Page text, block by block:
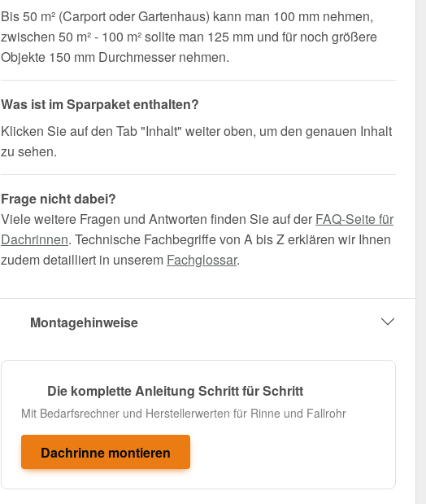
Bis 50 m² (Carport oder Gartenhaus) kann man 100 mm nehmen,
zwischen 50 m² - 100 m² sollte man 125 mm und für noch größere
Objekte 150 mm Durchmesser nehmen.
Was ist im Sparpaket enthalten?
Klicken Sie auf den Tab "Inhalt" weiter oben, um den genauen Inhalt
zu sehen.
Frage nicht dabei?
Viele weitere Fragen und Antworten finden Sie auf der FAQ-Seite für
Dachrinnen. Technische Fachbegriffe von A bis Z erklären wir Ihnen
zudem detailliert in unserem Fachglossar.
Montagehinweise
Die komplette Anleitung Schritt für Schritt
Mit Bedarfsrechner und Herstellerwerten für Rinne und Fallrohr
Dachrinne montieren